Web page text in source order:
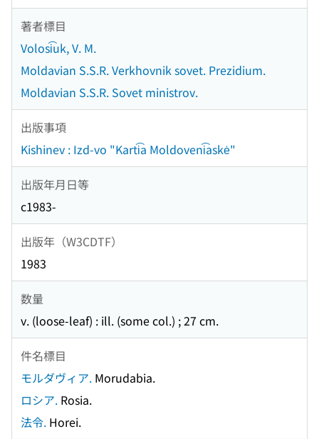
著者標目
Volosi͡uk, V. M.
Moldavian S.S.R. Verkhovnik sovet. Prezidium.
Moldavian S.S.R. Sovet ministrov.
出版事項
Kishinev : Izd-vo "Karti͡a Moldoveni͡askė"
出版年月日等
c1983-
出版年（W3CDTF）
1983
数量
v. (loose-leaf) : ill. (some col.) ; 27 cm.
件名標目
モルダヴィア. Morudabia.
ロシア. Rosia.
法令. Horei.